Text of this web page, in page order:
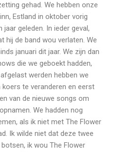
gehad. We hebben onze
Estland in oktober vorig
jaar geleden. In ieder geval,
de band wou verlaten. We
januari dit jaar. We zijn dan
die we geboekt hadden,
werden hebben we
te veranderen en eerst
van de nieuwe songs om
We hadden nog
als ik niet met The Flower
Ik wilde niet dat deze twee
ik wou The Flower